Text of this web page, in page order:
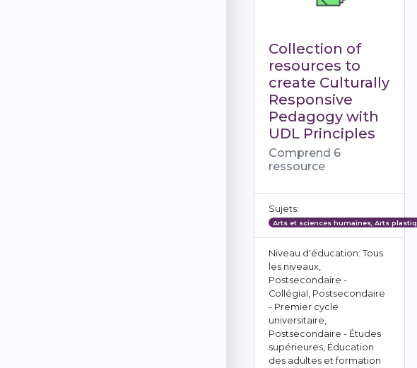
Collection of
resources to
create Culturally
Responsive
Pedagogy with
UDL Principles
Comprend 6
ressource
Sujets:
Arts et sciences humaines, Arts
Niveau d'éducation: Tous
les niveaux,
Postsecondaire -
Collégial, Postsecondaire
- Premier cycle
universitaire,
Postsecondaire - Études
supérieures, Éducation
des adultes et formation